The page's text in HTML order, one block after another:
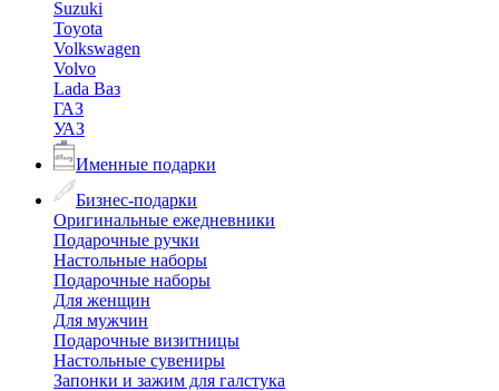
Suzuki
Toyota
Volkswagen
Volvo
Lada Ваз
ГАЗ
УАЗ
Именные подарки
Бизнес-подарки
Оригинальные ежедневники
Подарочные ручки
Настольные наборы
Подарочные наборы
Для женщин
Для мужчин
Подарочные визитницы
Настольные сувениры
Запонки и зажим для галстука